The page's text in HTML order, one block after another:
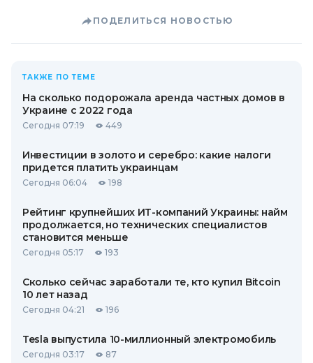
ПОДЕЛИТЬСЯ НОВОСТЬЮ
ТАКЖЕ ПО ТЕМЕ
На сколько подорожала аренда частных домов в
Украине с 2022 года
Сегодня 07:19 449
Инвестиции в золото и серебро: какие налоги
придется платить украинцам
Сегодня 06:04 198
Рейтинг крупнейших ИТ-компаний Украины: найм
продолжается, но технических специалистов
становится меньше
Сегодня 05:17 193
Сколько сейчас заработали те, кто купил Bitcoin
10 лет назад
Сегодня 04:21 196
Tesla выпустила 10-миллионный электромобиль
Сегодня 03:17 87